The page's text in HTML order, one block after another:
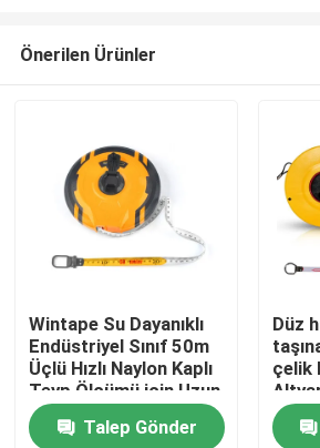
Ev
Önerilen Ürünler
Wintape Su Dayanıklı
Endüstriyel Sınıf 50m
Üçlü Hızlı Naylon Kaplı
Teyp Ölçümü için Uzun
Mesafe Araştırma
Aracı Talep Gönder
Düz
çelik